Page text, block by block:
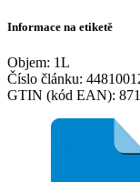
Informace na etiketě
Objem: 1L
Číslo článku:
GTIN (kód EAN):